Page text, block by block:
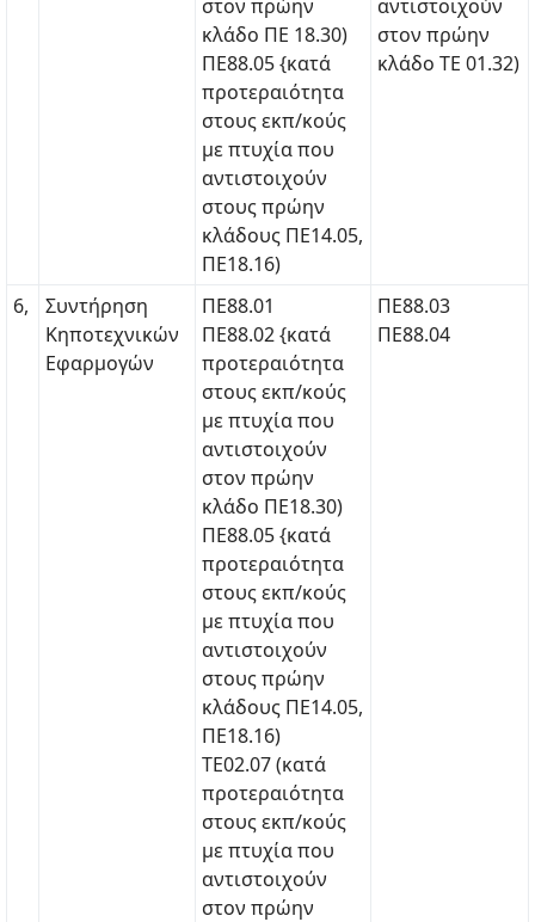
στον πρώην
κλάδο ΠΕ 18.30)
ΠΕ88.05 {κατά
προτεραιότητα
στους εκπ/κούς
με πτυχία που
αντιστοιχούν
στους πρώην
κλάδους ΠΕ14.05,
ΠΕ18.16)
αντιστοιχούν
στον πρώην
κλάδο ΤΕ 01.32)
6,
Συντήρηση
Κηποτεχνικών
Εφαρμογών
ΠΕ88.01
ΠΕ88.02 {κατά
προτεραιότητα
στους εκπ/κούς
με πτυχία που
αντιστοιχούν
στον πρώην
κλάδο ΠΕ18.30)
ΠΕ88.05 {κατά
προτεραιότητα
στους εκπ/κούς
με πτυχία που
αντιστοιχούν
στους πρώην
κλάδους ΠΕ14.05,
ΠΕ18.16)
ΤΕ02.07 (κατά
προτεραιότητα
στους εκπ/κούς
με πτυχία που
αντιστοιχούν
στον πρώην
ΠΕ88.03
ΠΕ88.04